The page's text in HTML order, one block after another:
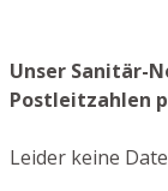
Unser Sanitär-
Postleitzahlen
Leider keine